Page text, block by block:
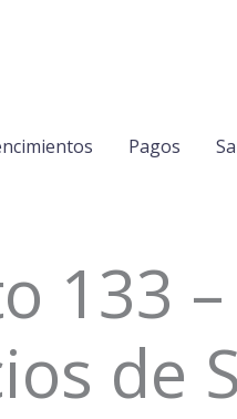
Pagos
133
de